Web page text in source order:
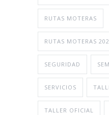
RUTAS MOTERAS
RUTAS MOTERAS
SEGURIDAD
SERVICIOS
TALLER OFICIAL